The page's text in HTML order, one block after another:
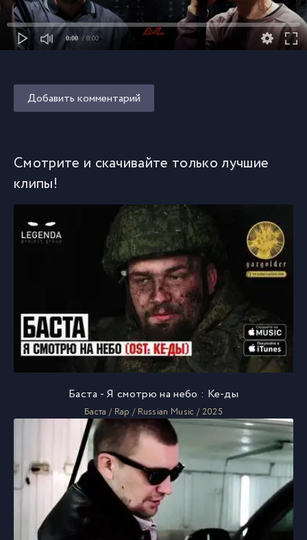
0:00 / 0:00
Добавить комментарий
Смотрите и скачивайте только лучшие
клипы!
Баста - Я смотрю на небо : Ке-ды
Баста / Rap / Russian Music / 2025